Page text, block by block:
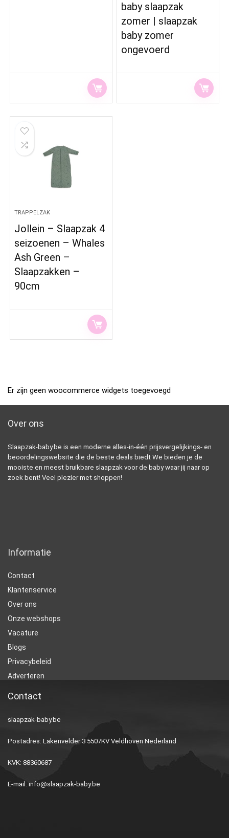
baby slaapzak
zomer | slaapzak
baby zomer
ongevoerd
TRAPPELZAK
Jollein – Slaapzak 4
seizoenen – Whales
Ash Green –
Slaapzakken –
90cm
Er zijn geen woocommerce widgets toegevoegd
Over ons
Slaapzak-baby.be is een moderne alles-in-één prijsvergelijkings- en
beoordelingswebsite die de beste deals biedt We bieden je de
mooiste en meest bruikbare slaapzak voor de baby waar jij naar op
zoek bent! Veel plezier met shoppen!
Informatie
Contact
Klantenservice
Over ons
Onze webshops
Vacature
Blogs
Privacybeleid
Adverteren
Contact
slaapzak-baby.be
Postadres: Lakenvelder 3 5507KV Veldhoven Nederland
KVK: 88360687
E-mail: info@slaapzak-baby.be